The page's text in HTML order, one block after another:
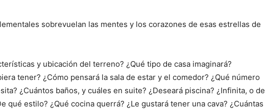
sobrevuelan las mentes y los corazones de esas estrellas de
y ubicación del terreno? ¿Qué tipo de casa imaginará?
tener? ¿Cómo pensará la sala de estar y el comedor? ¿Qué número
¿Cuántos baños, y cuáles en suite? ¿Deseará piscina? ¿Infinita, o de
qué estilo? ¿Qué cocina querrá? ¿Le gustará tener una cava? ¿Cuántas